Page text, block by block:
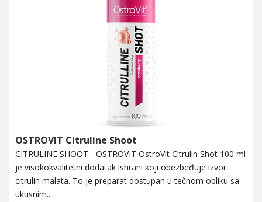
OSTROVIT Citruline Shoot
CITRULINE SHOOT - OSTROVIT OstroVit Citrulin Shot 100 ml
je visokokvalitetni dodatak ishrani koji obezbeđuje izvor
citrulin malata. To je preparat dostupan u tečnom obliku sa
ukusnim...